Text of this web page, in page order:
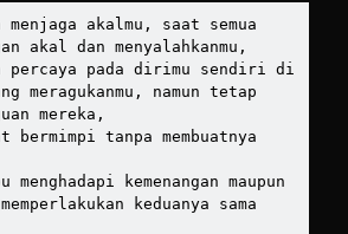
akalmu, saat semua
akal dan menyalahkanmu,
percaya pada dirimu sendiri di
meragukanmu, namun tetap
mereka,
bermimpi tanpa membuatnya
menghadapi kemenangan maupun
keduanya sama